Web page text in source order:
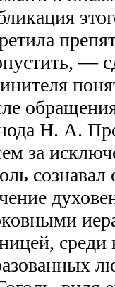
—
Н. А.
за